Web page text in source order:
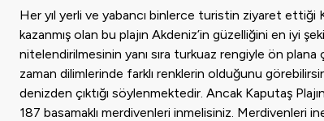
Her yıl yerli ve yabancı binlerce turistin ziyaret ettiği
kazanmış olan bu plajın Akdeniz’in güzelliğini en iyi
nitelendirilmesinin yanı sıra turkuaz rengiyle ön
zaman dilimlerinde farklı renklerin olduğunu
denizden çıktığı söylenmektedir. Ancak Kaputaş
187 basamaklı merdivenleri inmelisiniz. Merdivenleri